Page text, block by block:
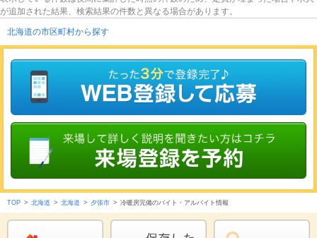
が追加された結果、検索結果の件数と異なる場合があります。
北海道の市区町村から探す
TOP > 北海道 > 北海道 > 夕張市 > 冷暖房完備のバイト・アルバイト情報